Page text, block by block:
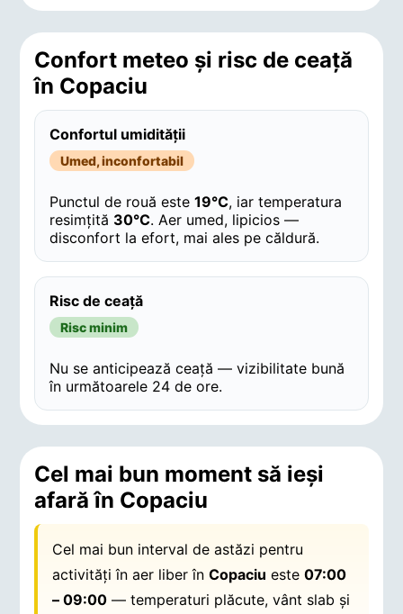
Confort meteo și risc de ceață
în Copaciu
Confortul umidității
Umed, inconfortabil
Punctul de rouă este19°C, iar temperatura
resimțită 30°C. Aer umed, lipicios —
disconfort la efort, mai ales pe căldură.
Risc de ceață
Risc minim
Nu se anticipează ceață — vizibilitate bună
în următoarele 24 de ore.
Cel mai bun moment să ieși
afară în Copaciu
Cel mai bun interval de astăzi pentru
activități în aer liber înCopaciu este07:00
– 09:00 — temperaturi plăcute, vânt slab și